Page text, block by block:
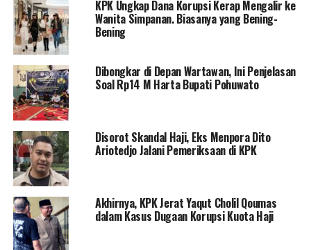
tangannya diborgol.
Penyidik menduga kuat Imam menerima suap senilai
total Rp26,5 miliar. Suap itu diduga sudah diterima oleh
Imam sejak awal ia menjabat sebagai Menpora.
Duit itu diterima oleh Imam sebagai commitment fee
atas pengurusan proposal hibah yang diajukan oleh
pihak KONI ke Kemenpora pada tahun anggaran 2018
lalu. Duit itu diterima oleh Imam melalui asisten
pribadinya, Miftahul Ulum. Ia sudah ditahan lebih dulu
pada awal September.
Imam ditahan selama 20 hari pertama di rutan Pomdam
Jaya, Ia menjadi Menteri kedua di kabinet Jokowi yang
tersandung kasus rasuah. Sebelumnya, komisi antirasuah
KPK Ungkap Dana Korupsi Kerap Mengalir ke
Wanita Simpanan. Biasanya yang Bening-
Bening
Dibongkar di Depan Wartawan, Ini Penjelasan
Soal Rp14 M Harta Bupati Pohuwato
Disorot Skandal Haji, Eks Menpora Dito
Ariotedjo Jalani Pemeriksaan di KPK
Akhirnya, KPK Jerat Yaqut Cholil Qoumas
dalam Kasus Dugaan Korupsi Kuota Haji